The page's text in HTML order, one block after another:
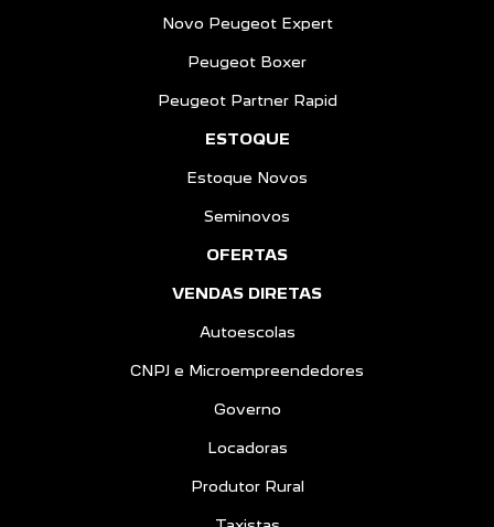
Novo Peugeot Expert
Peugeot Boxer
Peugeot Partner Rapid
ESTOQUE
Estoque Novos
Seminovos
OFERTAS
VENDAS DIRETAS
Autoescolas
CNPJ e Microempreendedores
Governo
Locadoras
Produtor Rural